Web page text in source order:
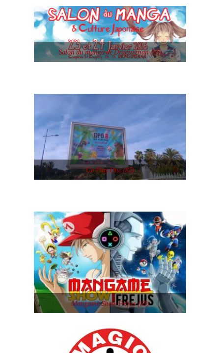
Salon du manga de Draguignan (83)
Go Play One (83)
Mangame Show Fréjus (83)